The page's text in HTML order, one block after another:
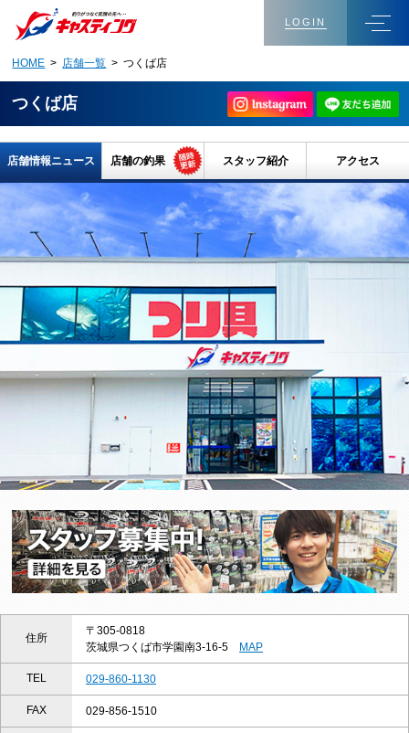
LOGIN
HOME > 店舗一覧 > つくば店
つくば店
店舗情報ニュース 店舗の釣果 スタッフ紹介 アクセス
住所
〒305-0818
茨城県つくば市学園南3-16-5 MAP
TEL 029-860-1130
FAX 029-856-1510